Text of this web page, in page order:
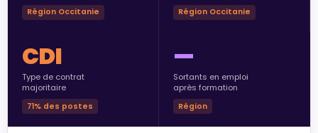
Région Occitanie Région Occitanie
CDI
Type de contrat
majoritaire
71% des postes
—
Sortants en emploi
après formation
Région